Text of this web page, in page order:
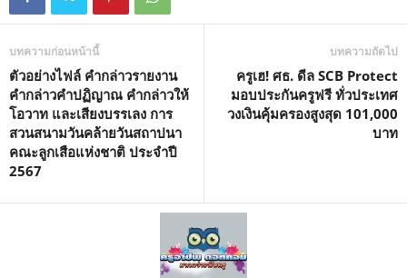
บทความก่อนหน้านี้
ตัวอย่างไฟล์ คำกล่าวรายงาน
คำกล่าวคำปฏิญาณ คำกล่าวให้
โอวาท และเสียงบรรเลง การ
สวนสนามวันคล้ายวันสถาปนา
คณะลูกเสือแห่งชาติ ประจำปี
2567
บทความถัดไป
ครูเฮ! ศธ. ดีล SCB Protect
มอบประกันครูฟรี ทั่วประเทศ
วงเงินคุ้มครองสูงสุด 101,000
บาท